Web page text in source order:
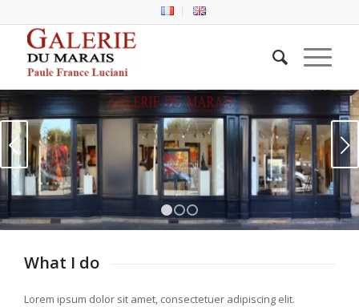
Suivant
1 2 3
What I do
Lorem ipsum dolor sit amet, consectetuer adipiscing elit.